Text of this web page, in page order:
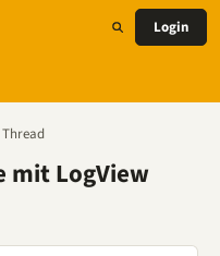
Login
Thread
mit LogView